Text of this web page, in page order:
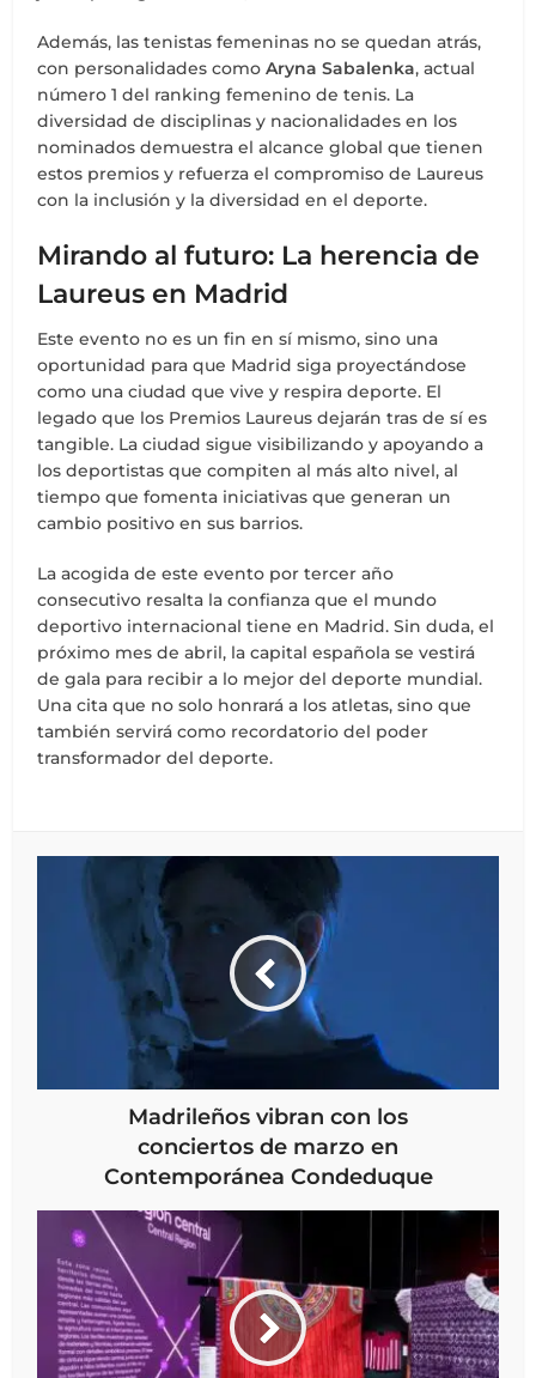
Además, las tenistas femeninas no se quedan atrás,
con personalidades comoAryna Sabalenka, actual
número 1 del ranking femenino de tenis. La
diversidad de disciplinas y nacionalidades en los
nominados demuestra el alcance global que tienen
estos premios y refuerza el compromiso de Laureus
con la inclusión y la diversidad en el deporte.
Mirando al futuro: La herencia de
Laureus en Madrid
Este evento no es un fin en sí mismo, sino una
oportunidad para que Madrid siga proyectándose
como una ciudad que vive y respira deporte. El
legado que los Premios Laureus dejarán tras de sí es
tangible. La ciudad sigue visibilizando y apoyando a
los deportistas que compiten al más alto nivel, al
tiempo que fomenta iniciativas que generan un
cambio positivo en sus barrios.
La acogida de este evento por tercer año
consecutivo resalta la confianza que el mundo
deportivo internacional tiene en Madrid. Sin duda, el
próximo mes de abril, la capital española se vestirá
de gala para recibir a lo mejor del deporte mundial.
Una cita que no solo honrará a los atletas, sino que
también servirá como recordatorio del poder
transformador del deporte.
Madrileños vibran con los
conciertos de marzo en
Contemporánea Condeduque